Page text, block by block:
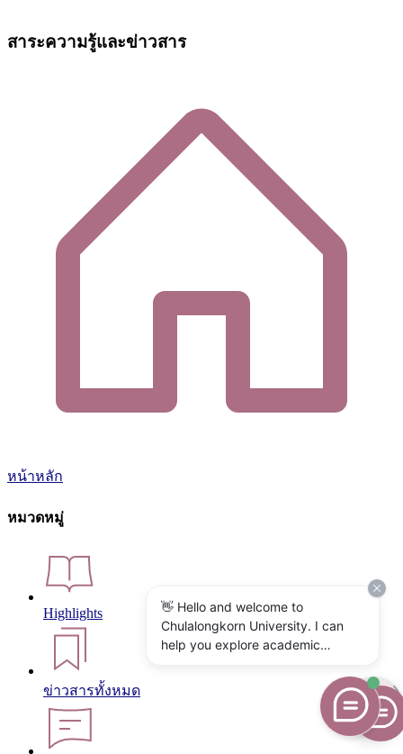
สาระความรู้และข่าวสาร
หน้าหลัก
หมวดหมู่
Highlights
ข่าวสารทั้งหมด
👋 Hello and welcome to
Chulalongkorn University. I can
help you explore academic